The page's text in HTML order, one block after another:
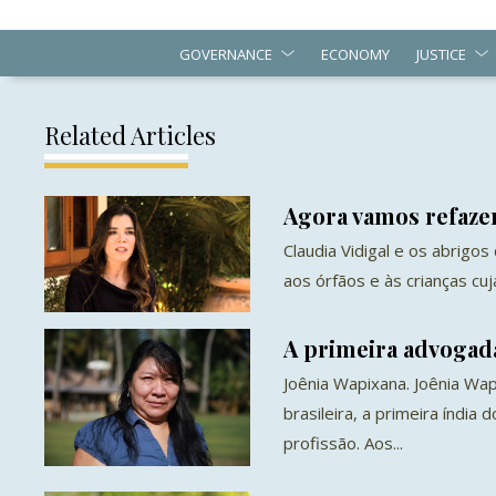
GOVERNANCE ECONOMY JUSTICE
Related Articles
Agora vamos
Claudia Vidigal e os
aos órfãos e às crianças
A primeira
Joênia Wapixana. Joênia
brasileira, a primeira índia
profissão. Aos...